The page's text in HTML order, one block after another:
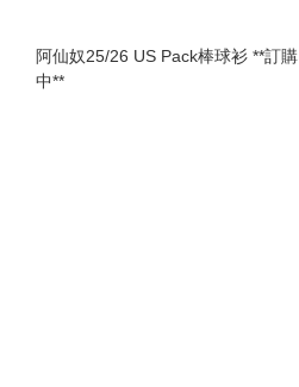
阿仙奴25/26 US Pack棒球衫 **訂購
中**